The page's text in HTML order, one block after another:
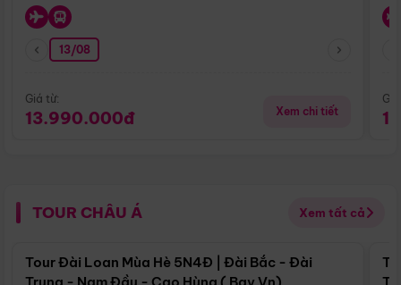
13/08
Giá từ:
13.990.000đ Xem chi tiết
TOUR CHÂU Á Xem tất cả
Điểm nổi bật
Tour Đài Loan Mùa Hè 5N4Đ | Đài Bắc - Đài